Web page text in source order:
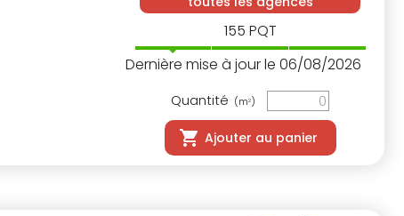
155 PQT
Dernière mise à jour le 06/08/2026
Quantité (m2)
Ajouter au panier